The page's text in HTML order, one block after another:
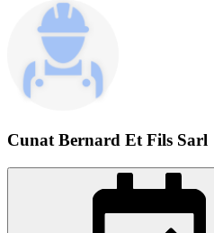
Cunat Bernard Et Fils Sarl